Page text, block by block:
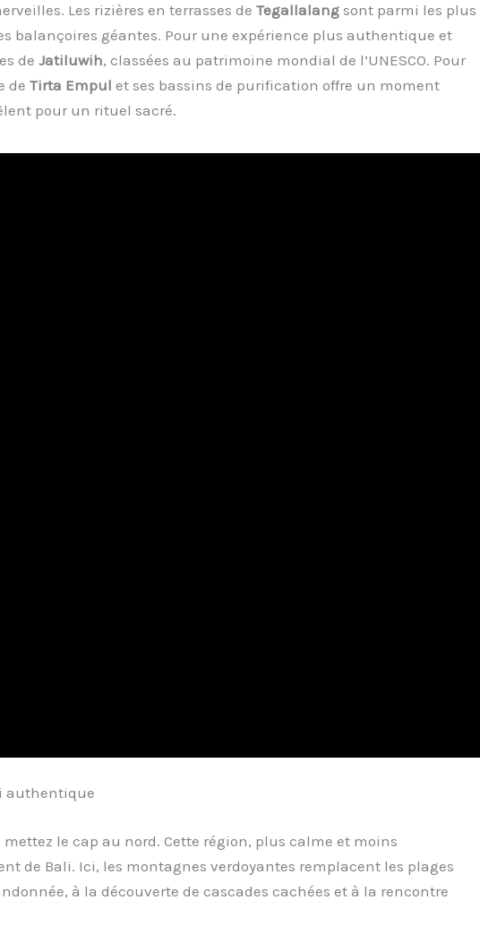
Les rizières en terrasses de Tegallalangsont parmi les plus
balançoires géantes. Pour une expérience plus authentique et
de Jatiluwih, classées au patrimoine mondial de l’UNESCO. Pour
de Tirta Empul et ses bassins de purification offre un moment
pour un rituel sacré.
authentique
le cap au nord. Cette région, plus calme et moins
de Bali. Ici, les montagnes verdoyantes remplacent les plages
à la découverte de cascades cachées et à la rencontre